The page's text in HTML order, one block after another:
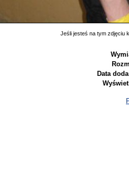
Jeśli jesteś na tym zdjęciu
Data